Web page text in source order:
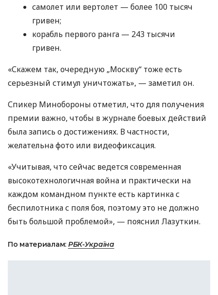
самолет или вертолет — более 100 тысяч
гривен;
корабль первого ранга — 243 тысячи
гривен.
«Скажем так, очередную „Москву“ тоже есть
серьезный стимул уничтожать», — заметил он.
Спикер Минобороны отметил, что для получения
премии важно, чтобы в журнале боевых действий
была запись о достижениях. В частности,
желательна фото или видеофиксация.
«Учитывая, что сейчас ведется современная
высокотехнологичная война и практически на
каждом командном пункте есть картинка с
беспилотника с поля боя, поэтому это не должно
быть большой проблемой», — пояснил Лазуткин.
По материалам: РБК-Україна